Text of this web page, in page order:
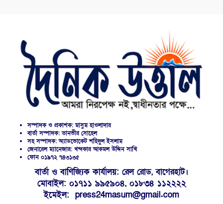
সম্পাদক ও প্রকাশক: মাসুম হাওলাদার
বার্তা সম্পাদক: তানভীর সোহেল
সহ সম্পাদক: অ্যাডভোকেট শহিদুল ইসলাম
জেনারেল ম্যানেজার: খন্দকার আকমল উদ্দিন সাখি
ফোন ০১৯৭২ ৭৪৩১৩৫
বার্তা ও বাণিজ্যিক কার্যালয়: রেল রোড, বাগেরহাট।
মোবাইল: ০১৭১১ ৯৯৫৯০৪, ০১৮৩৪ ১১২২২২
ইমেইল: press24masum@gmail.com